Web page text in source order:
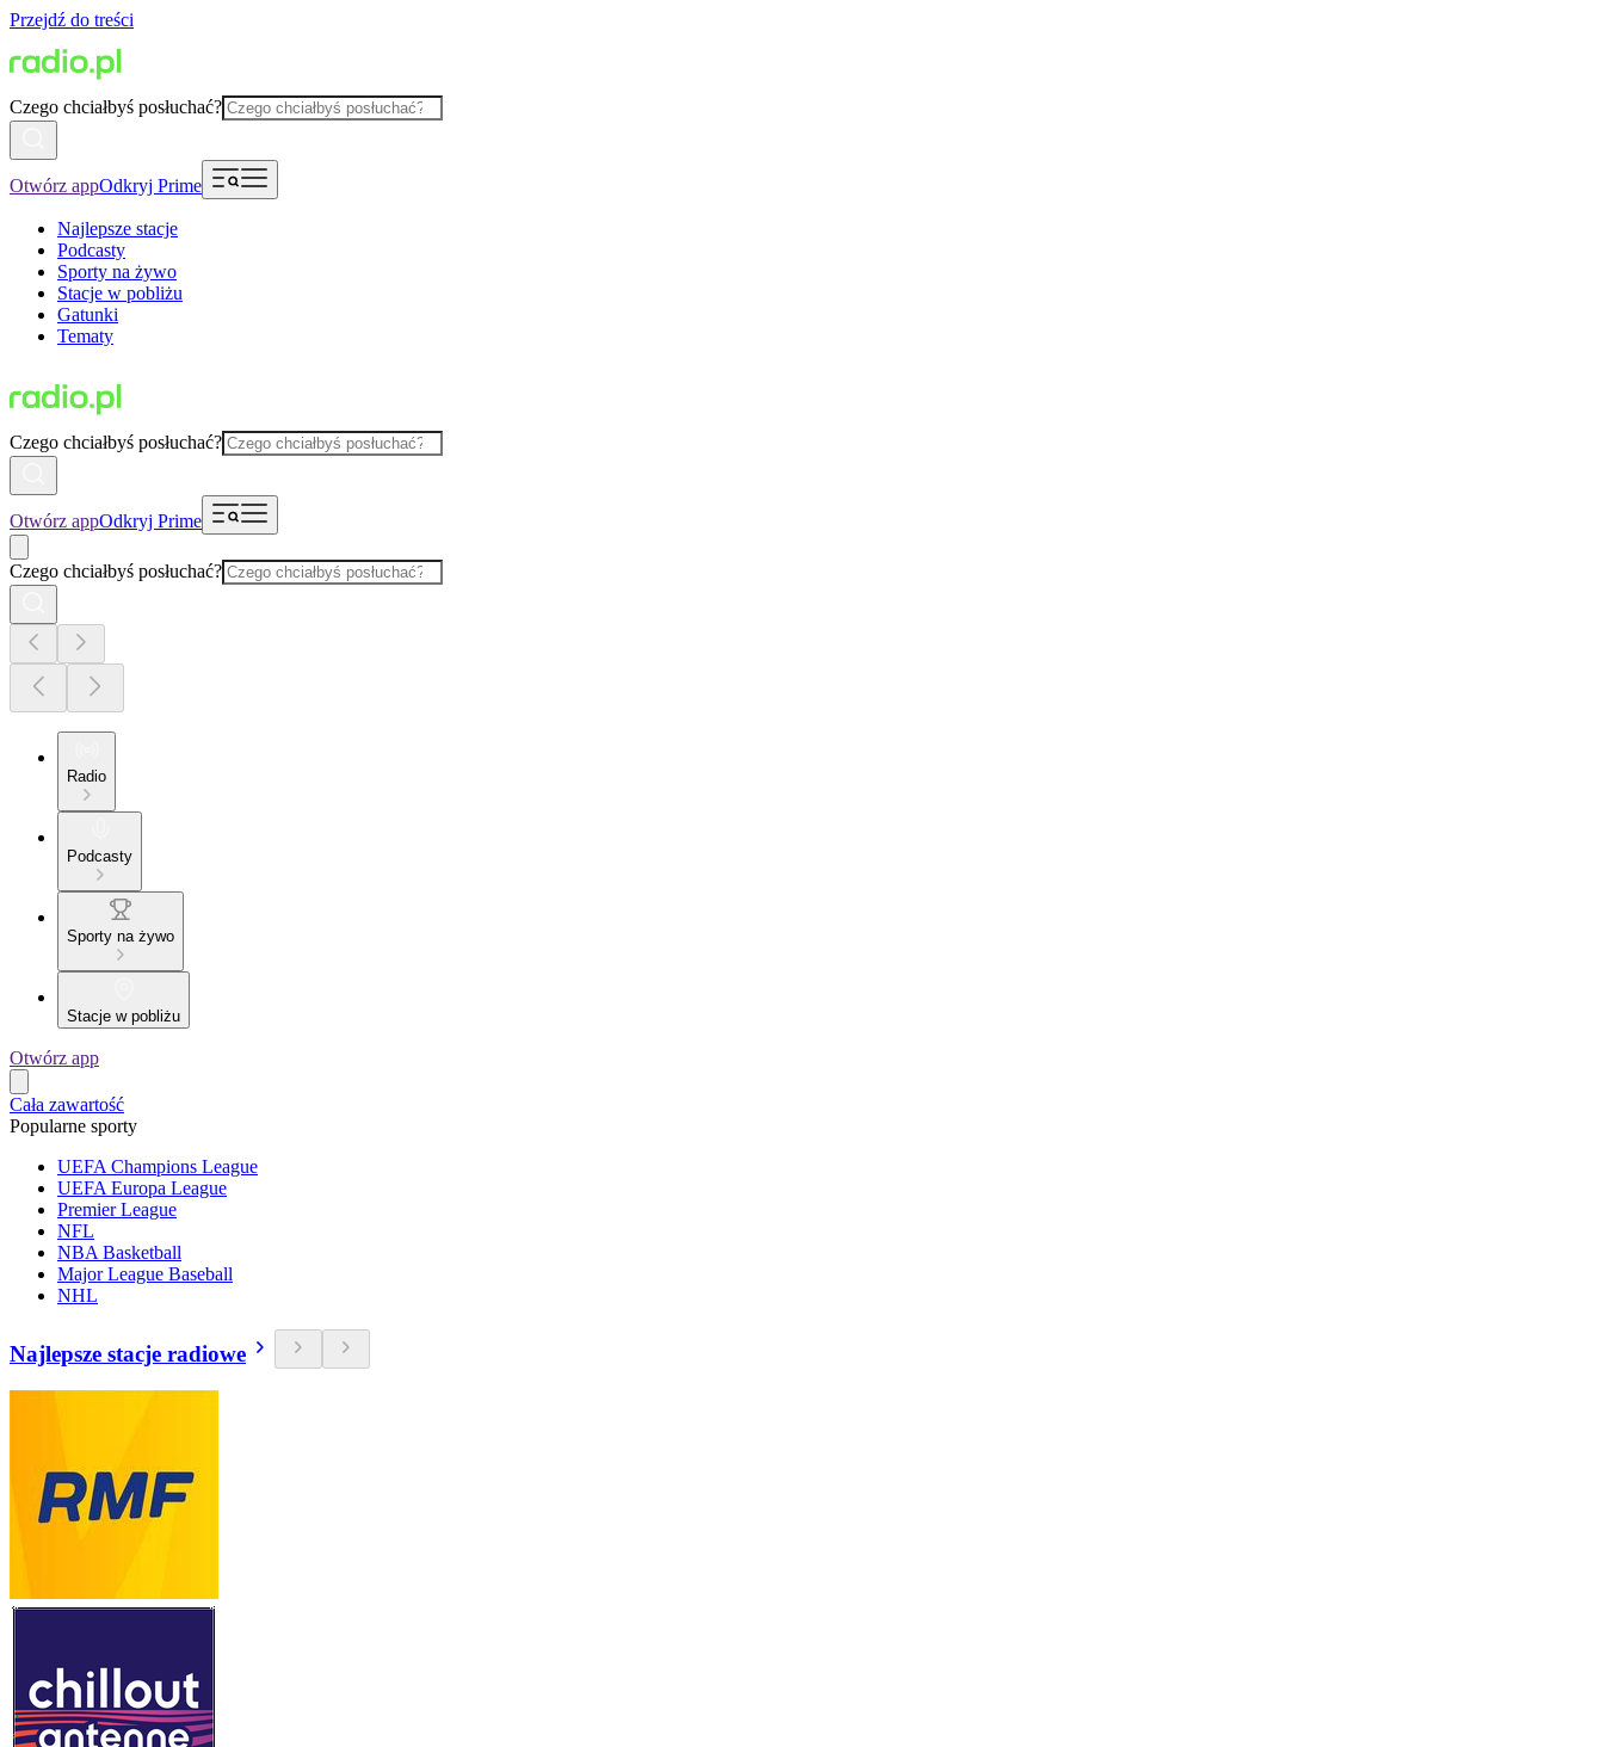
Przejdź do treści
Czego chciałbyś posłuchać?
Otwórz appOdkryj Prime
Najlepsze stacje
Podcasty
Sporty na żywo
Stacje w pobliżu
Gatunki
Tematy
Czego chciałbyś posłuchać?
Otwórz appOdkryj Prime
Czego chciałbyś posłuchać?
Radio
Podcasty
Sporty na żywo
Stacje w pobliżu
Otwórz app
Cała zawartość
Popularne sporty
UEFA Champions League
UEFA Europa League
Premier League
NFL
NBA Basketball
Major League Baseball
NHL
Najlepsze stacje radiowe